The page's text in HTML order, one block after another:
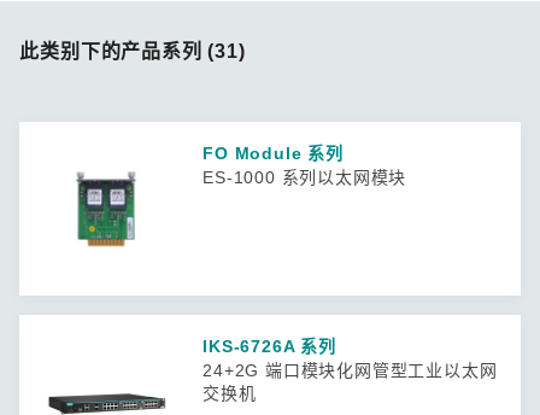
此类别下的产品系列 (31)
FO Module 系列
ES-1000 系列以太网模块
IKS-6726A 系列
24+2G 端口模块化网管型工业以太网
交换机